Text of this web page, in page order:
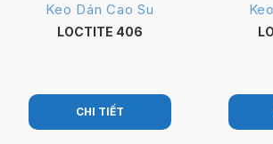
Keo Dán Cao Su
LOCTITE 406
CHI TIẾT